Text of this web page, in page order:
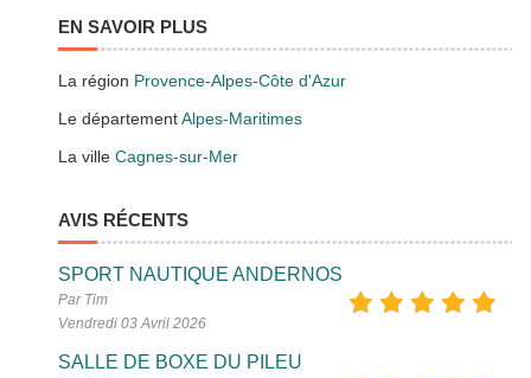
EN SAVOIR PLUS
La région Provence-Alpes-Côte d'Azur
Le départementAlpes-Maritimes
La villeCagnes-sur-Mer
AVIS RÉCENTS
SPORT NAUTIQUE ANDERNOS
Par Tim
Vendredi 03 Avril 2026
SALLE DE BOXE DU PILEU